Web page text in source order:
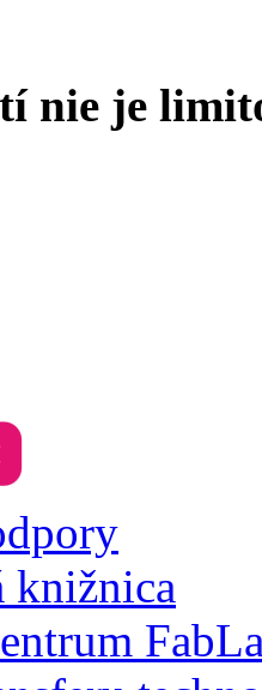
nie je
knižnica